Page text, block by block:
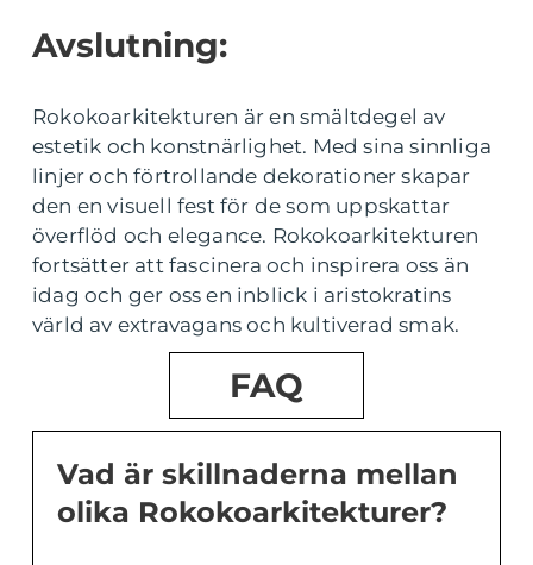
Avslutning:
Rokokoarkitekturen är en smältdegel av
estetik och konstnärlighet. Med sina sinnliga
linjer och förtrollande dekorationer skapar
den en visuell fest för de som uppskattar
överflöd och elegance. Rokokoarkitekturen
fortsätter att fascinera och inspirera oss än
idag och ger oss en inblick i aristokratins
värld av extravagans och kultiverad smak.
FAQ
Vad är skillnaderna mellan
olika Rokokoarkitekturer?